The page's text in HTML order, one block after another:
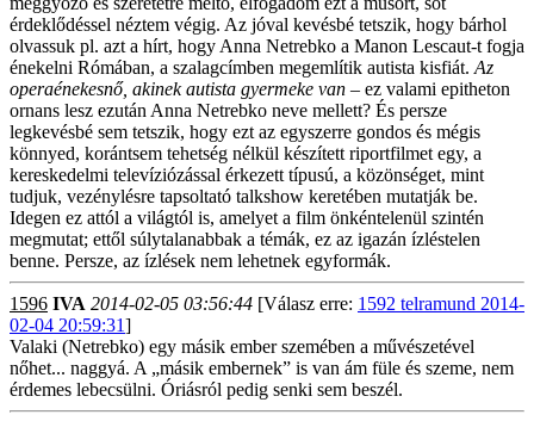
érdeklődéssel néztem végig. Az jóval kevésbé tetszik, hogy bárhol
olvassuk pl. azt a hírt, hogy Anna Netrebko a Manon Lescaut-t fogja
énekelni Rómában, a szalagcímben megemlítik autista kisfiát. Az
operaénekesnő, akinek autista gyermeke van – ez valami epitheton
ornans lesz ezután Anna Netrebko neve mellett? És persze
legkevésbé sem tetszik, hogy ezt az egyszerre gondos és mégis
könnyed, korántsem tehetség nélkül készített riportfilmet egy, a
kereskedelmi televíziózással érkezett típusú, a közönséget, mint
tudjuk, vezénylésre tapsoltató talkshow keretében mutatják be.
Idegen ez attól a világtól is, amelyet a film önkéntelenül szintén
megmutat; ettől súlytalanabbak a témák, ez az igazán ízléstelen
benne. Persze, az ízlések nem lehetnek egyformák.
1596 IVA 2014-02-05 03:56:44 [Válasz erre: 1592 telramund 2014-
02-04 20:59:31]
Valaki (Netrebko) egy másik ember szemében a művészetével
nőhet... naggyá. A „másik embernek” is van ám füle és szeme, nem
érdemes lebecsülni. Óriásról pedig senki sem beszél.